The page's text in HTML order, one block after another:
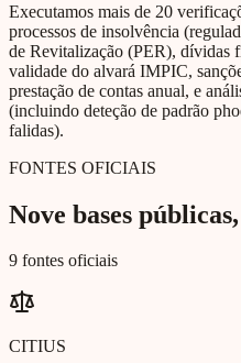
Executamos mais de 20
processos de insolvência
de Revitalização (PER), dívidas
validade do alvará IMPIC,
prestação de contas anual, e
(incluindo deteção de padrão
falidas).
FONTES OFICIAIS
Nove bases
9 fontes oficiais
CITIUS